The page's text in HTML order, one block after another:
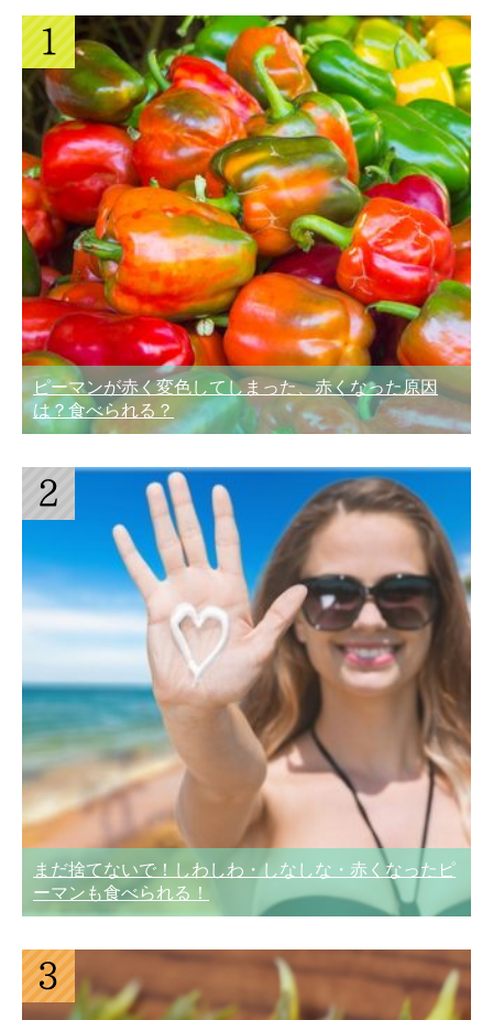
ピーマンが赤く変色してしまった、赤くなった原因
は？食べられる？
まだ捨てないで！しわしわ・しなしな・赤くなったピ
ーマンも食べられる！